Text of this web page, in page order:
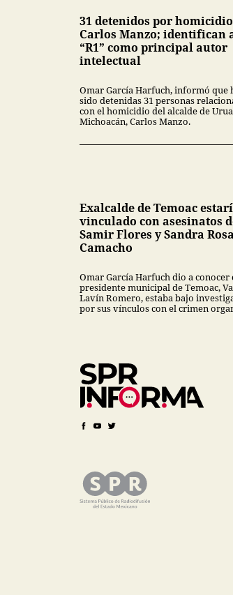
31 detenidos por
Carlos Manzo; identifican
“R1” como principal autor
intelectual
Omar García Harfuch, informó que
sido detenidas 31 personas
con el homicidio del alcalde de
Michoacán, Carlos Manzo.
Exalcalde de Temoac
vinculado con asesinatos
Samir Flores y Sandra Rosa
Camacho
Omar García Harfuch dio a conocer
presidente municipal de Temoac,
Lavín Romero, estaba bajo
por sus vínculos con el crimen